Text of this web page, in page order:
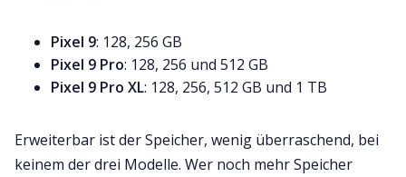
Pixel 9: 128, 256 GB
Pixel 9 Pro: 128, 256 und 512 GB
Pixel 9 Pro XL: 128, 256, 512 GB und 1 TB
Erweiterbar ist der Speicher, wenig überraschend, bei
keinem der drei Modelle. Wer noch mehr Speicher